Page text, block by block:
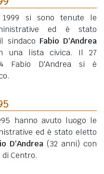
si sono tenute le
ed è stato
sindaco Fabio D'Andrea
una lista civica. Il 27
Fabio D'Andrea si è
hanno avuto luogo le
ed è stato eletto
D'Andrea (32 anni) con
Centro.